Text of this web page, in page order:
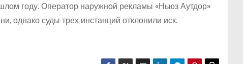
году. Оператор наружной рекламы «Ньюз Аутдор»
однако суды трех инстанций отклонили иск.